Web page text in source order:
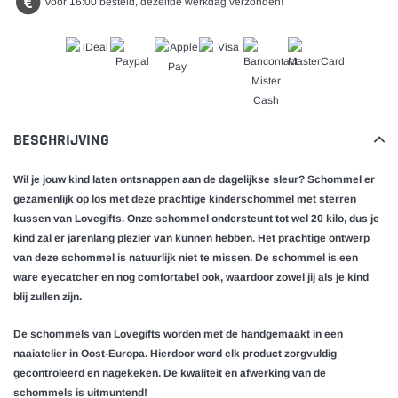
BESCHRIJVING
Wil je jouw kind laten ontsnappen aan de dagelijkse sleur? Schommel er
gezamenlijk op los met deze prachtige kinderschommel met sterren
kussen van Lovegifts. Onze schommel ondersteunt tot wel 20 kilo, dus je
kind zal er jarenlang plezier van kunnen hebben. Het prachtige ontwerp
van deze schommel is natuurlijk niet te missen. De schommel is een
ware eyecatcher en nog comfortabel ook, waardoor zowel jij als je kind
blij zullen zijn.
De schommels van Lovegifts worden met de handgemaakt in een
naaiatelier in Oost-Europa. Hierdoor word elk product zorgvuldig
gecontroleerd en nagekeken. De kwaliteit en afwerking van de
schommels is uitmuntend!